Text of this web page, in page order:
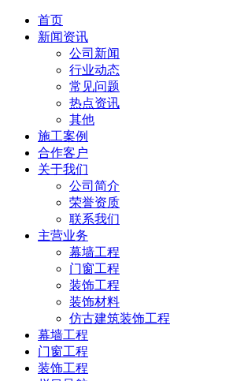
首页
新闻资讯
公司新闻
行业动态
常见问题
热点资讯
其他
施工案例
合作客户
关于我们
公司简介
荣誉资质
联系我们
主营业务
幕墙工程
门窗工程
装饰工程
装饰材料
仿古建筑装饰工程
幕墙工程
门窗工程
装饰工程